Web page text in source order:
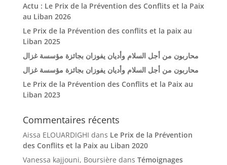
Actu : Le Prix de la Prévention des Conflits et la Paix
au Liban 2026
Le Prix de la Prévention des conflits et la paix au
Liban 2025
محاربون من أجل السلام وأديان يفوزان بجائزة مؤسسة غزال
محاربون من أجل السلام وأديان يفوزان بجائزة مؤسسة غزال
Le Prix de la Prévention des Conflits et la Paix au
Liban 2023
Commentaires récents
Aissa ELOUARDIGHI dans Le Prix de la Prévention
des Conflits et la Paix au Liban 2020
Vanessa kajjouni, Boursière dans Témoignages